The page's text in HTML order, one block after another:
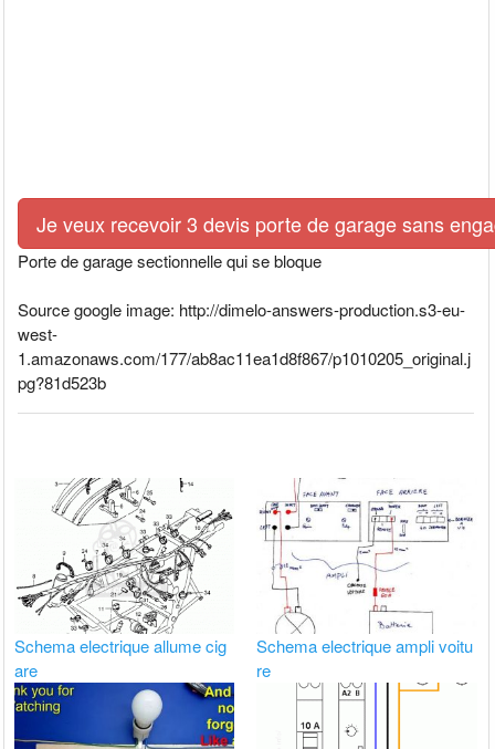
Je veux recevoir 3 devis porte de garage sans
Porte de garage sectionnelle qui se bloque
Source google image: http://dimelo-answers-production.s3-eu-
west-
1.amazonaws.com/177/ab8ac11ea1d8f867/p1010205_original.j
pg?81d523b
Schema electrique allume cig
are
Schema electrique ampli voitu
re